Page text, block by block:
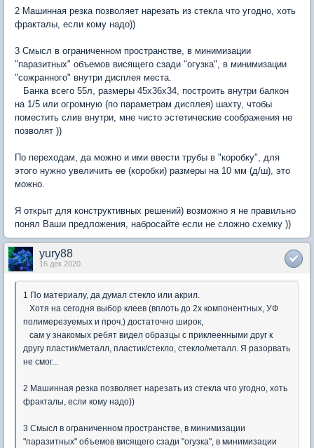
2 Машинная резка позволяет нарезать из стекла что угодно, хоть
фракталы, если кому надо))
3 Смысл в ограниченном пространстве, в минимизации
"паразитных" объемов висящего сзади "огузка", в минимизации
"сожранного" внутри дисплея места.
Банка всего 55л, размеры 45х36х34, построить внутри балкон
на 1/5 или огромную (по параметрам дисплея) шахту, чтобы
поместить слив внутри, мне чисто эстетические соображения не
позволят ))
По переходам, да можно и ими ввести трубы в "коробку", для
этого нужно увеличить ее (коробки) размеры на 10 мм (д/ш), это
можно.
Я открыт для конструктивных решений) возможно я не правильно
понял Ваши предложения, набросайте если не сложно схемку ))
yury88
16 дек 2020
1 По материалу, да думал стекло или акрил.
Хотя на сегодня выбор клеев (вплоть до 2х компонентных, УФ
полимерезуемых и проч.) достаточно широк,
сам у знакомых ребят видел образцы с приклеенными друг к
другу пластик/металл, пластик/стекло, стекло/металл. Я разорвать
не смог...
2 Машинная резка позволяет нарезать из стекла что угодно, хоть
фракталы, если кому надо))
3 Смысл в ограниченном пространстве, в минимизации
"паразитных" объемов висящего сзади "огузка", в минимизации